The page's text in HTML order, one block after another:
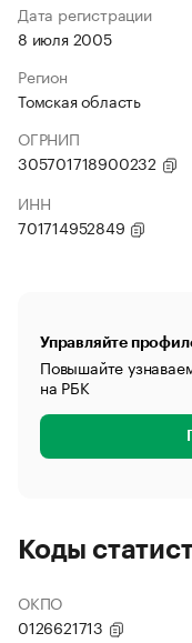
Дата регистрации
8 июля 2005
Регион
Томская область
ОГРНИП
305701718900232
ИНН
701714952849
Управляйте
Повышайте
на РБК
Коды
ОКПО
0126621713